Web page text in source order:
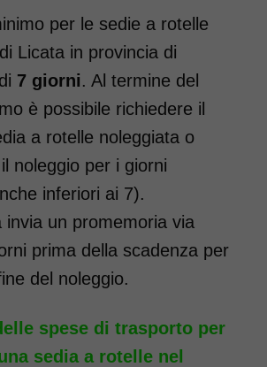
in tutta Italia,
per maggiori
NOLEGGIO
COMPLETA
Carrozzina
40 cm
per le sedie a rotelle
Licata in provincia di
7 giorni. Al termine del
è possibile richiedere il
a rotelle noleggiata o
noleggio per i giorni
inferiori ai 7).
invia un promemoria via
prima della scadenza per
del noleggio.
spese di trasporto per
sedia a rotelle nel